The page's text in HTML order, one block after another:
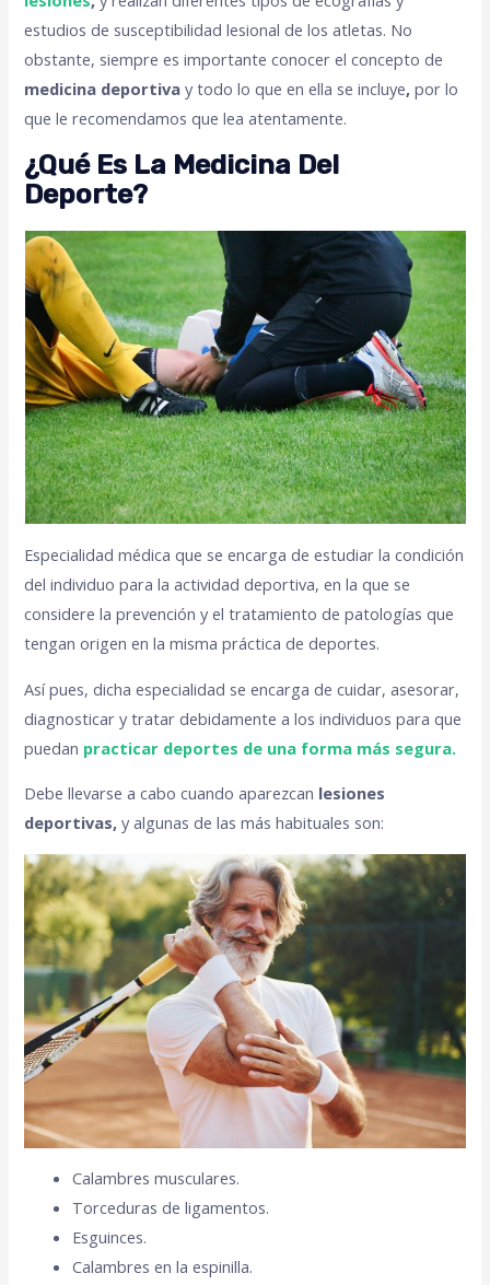
estudios de susceptibilidad lesional de los atletas. No
obstante, siempre es importante conocer el concepto de
medicina deportivay todo lo que en ella se incluye,por lo
que le recomendamos que lea atentamente.
¿Qué Es La Medicina Del
Deporte?
Especialidad médica que se encarga de estudiar la condición
del individuo para la actividad deportiva, en la que se
considere la prevención y el tratamiento de patologías que
tengan origen en la misma práctica de deportes.
Así pues, dicha especialidad se encarga de cuidar, asesorar,
diagnosticar y tratar debidamente a los individuos para que
puedan practicar deportes de una forma más segura.
Debe llevarse a cabo cuando aparezcan lesiones
deportivas,y algunas de las más habituales son:
Calambres musculares.
Torceduras de ligamentos.
Esguinces.
Calambres en la espinilla.